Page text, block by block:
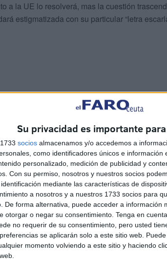
Su privacidad es importante
socios almacenamos y/o accedemos a
como identificadores únicos e
personalizado, medición de publicidad y
Con su permiso, nosotros y nuestros socios
mediante las características de
a nosotros y a nuestros 1733 socios para
De forma alternativa, puede acceder a información
otorgar o negar su consentimiento. Tenga en
no requerir de su consentimiento, pero usted
se aplicarán solo a este sitio web.
momento volviendo a este sitio y haciendo
a la UE lo resolverá, mas la cuestión
estigmatizada con su particular “letra
orden en este caos desatado es el
que utilizan los distintos grupos de trabajo y
a la par que dar razones a la opinión
debemos olvidar que la principal
a la par que tomar medidas para
derivada de la insuficiente plantilla, se
a hacer hasta ocho guardias al mes,
sanitario más largo de nuestro país y aún